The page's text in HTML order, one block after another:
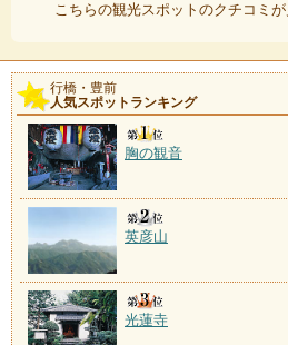
こちらの観光スポットのクチコミが
行橋・豊前
人気スポットランキング
胸の観音
英彦山
光蓮寺